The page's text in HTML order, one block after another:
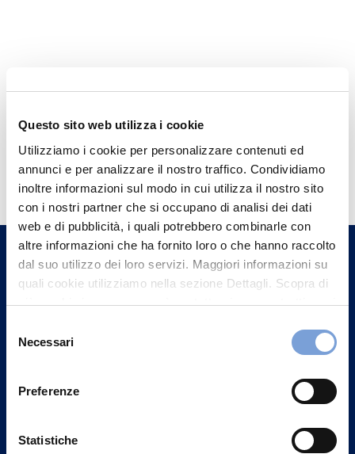
Questo sito web utilizza i cookie
Utilizziamo i cookie per personalizzare contenuti ed
annunci e per analizzare il nostro traffico. Condividiamo
inoltre informazioni sul modo in cui utilizza il nostro sito
con i nostri partner che si occupano di analisi dei dati
web e di pubblicità, i quali potrebbero combinarle con
altre informazioni che ha fornito loro o che hanno raccolto
dal suo utilizzo dei loro servizi. Maggiori informazioni su
quali cookie utilizziamo nella sezione Dettagli. Scopra di
più su chi siamo, come può contattarci e come trattiamo i
può trovare nel footer del sito nella sezione "Informativa
delNecessari
Preferenze
Statistiche
Hai bisogno di
informazioni?
Trova l'Agenzia più vicina a te e parla con
un nostro Agente.
Contattaci